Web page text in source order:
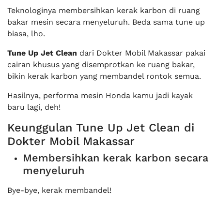
Teknologinya membersihkan kerak karbon di ruang
bakar mesin secara menyeluruh. Beda sama tune up
biasa, lho.
Tune Up Jet Clean dari Dokter Mobil Makassar pakai
cairan khusus yang disemprotkan ke ruang bakar,
bikin kerak karbon yang membandel rontok semua.
Hasilnya, performa mesin Honda kamu jadi kayak
baru lagi, deh!
Keunggulan Tune Up Jet Clean di
Dokter Mobil Makassar
Membersihkan kerak karbon secara
menyeluruh
Bye-bye, kerak membandel!